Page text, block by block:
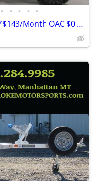
• • • • •
2017 Suzuki KingQuad 750i EPS *$143/Month OAC $0 Down* *Street Legal*